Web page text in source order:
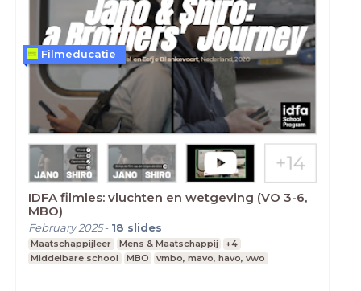
IDFA filmles: vluchten en wetgeving (VO 3-6,
MBO)
February 2025- 18 slides
Maatschappijleer Mens & Maatschappij
+4
Middelbare school
MBO vmbo, mavo, havo, vwo
Filmeducatie